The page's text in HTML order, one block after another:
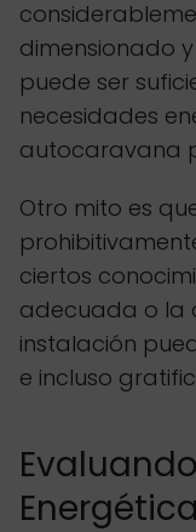
dimensionado
puede ser
necesidades
autocaravana
Otro mito es
ciertos
adecuada o la
instalación
e incluso